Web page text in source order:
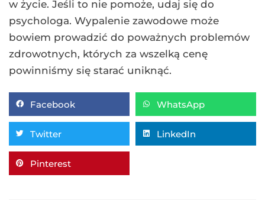
w życie. Jeśli to nie pomoże, udaj się do
psychologa. Wypalenie zawodowe może
bowiem prowadzić do poważnych problemów
zdrowotnych, których za wszelką cenę
powinniśmy się starać uniknąć.
Facebook WhatsApp
Twitter LinkedIn
Pinterest